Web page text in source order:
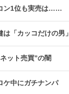
ン1位も実売は……
「カッコだけの男」
ット売買”の闇
ケ中にガチナンパ